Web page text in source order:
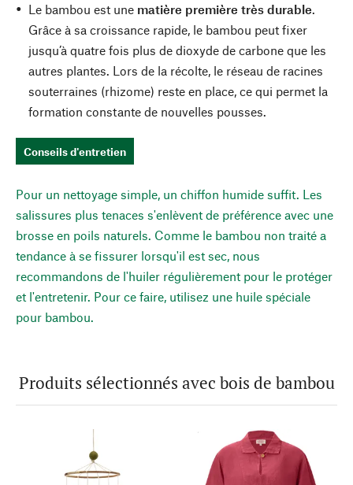
Le bambou est une matière première très durable
Grâce à sa croissance rapide, le bambou peut fixer
jusqu’à quatre fois plus de dioxyde de carbone que les
autres plantes. Lors de la récolte, le réseau de racines
souterraines (rhizome) reste en place, ce qui permet la
formation constante de nouvelles pousses.
Conseils d'entretien
Pour un nettoyage simple, un chiffon humide suffit. Les
salissures plus tenaces s'enlèvent de préférence avec une
brosse en poils naturels. Comme le bambou non traité a
tendance à se fissurer lorsqu'il est sec, nous
recommandons de l'huiler régulièrement pour le protéger
et l'entretenir. Pour ce faire, utilisez une huile spéciale
pour bambou.
Produits sélectionnés avec bois de bambou